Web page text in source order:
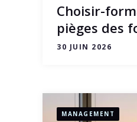
Choisir-
pièges des
30 JUIN 2026
MANAGEMENT